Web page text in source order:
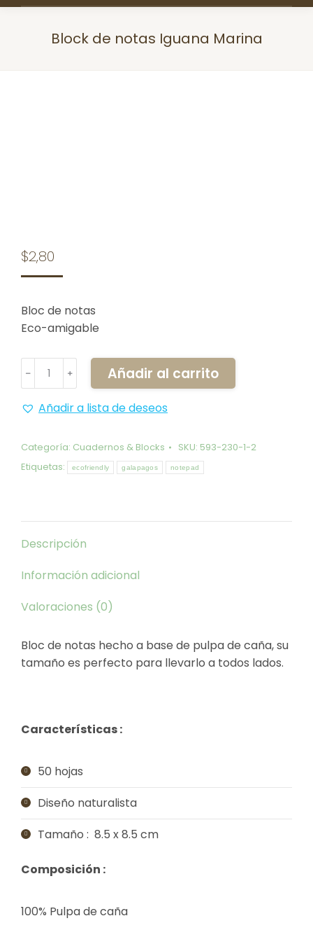
Block de notas Iguana Marina
$2,80
Bloc de notas
Eco-amigable
Block
de
notas
cantidad
﹣ ﹢ Añadir al carrito
Añadir a lista de deseos
Categoría: Cuadernos & Blocks SKU: 593-230-1-2
Etiquetas:
ecofriendly galapagos notepad
Descripción
Información adicional
Valoraciones (0)
Bloc de notas hecho a base de pulpa de caña, su
tamaño es perfecto para llevarlo a todos lados.
Características :
50 hojas
Diseño naturalista
Tamaño : 8.5 x 8.5 cm
Composición :
100% Pulpa de caña